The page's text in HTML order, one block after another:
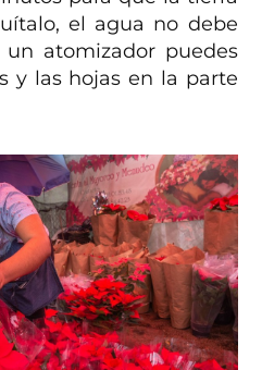
el agua no debe
atomizador puedes
y las hojas en la parte